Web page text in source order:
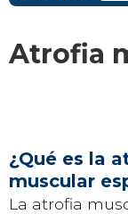
Atrofia
¿Qué es la
muscular
La atrofia